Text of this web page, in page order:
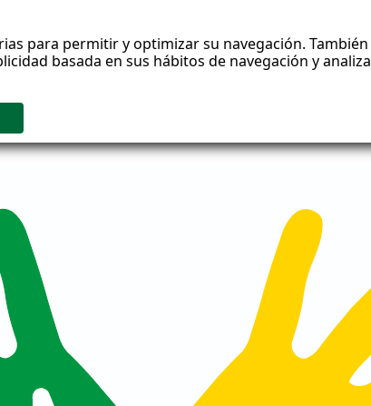
para permitir y optimizar su navegación.
basada en sus hábitos de navegación y